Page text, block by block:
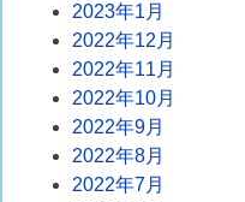
2023年1月
2022年12月
2022年11月
2022年10月
2022年9月
2022年8月
2022年7月